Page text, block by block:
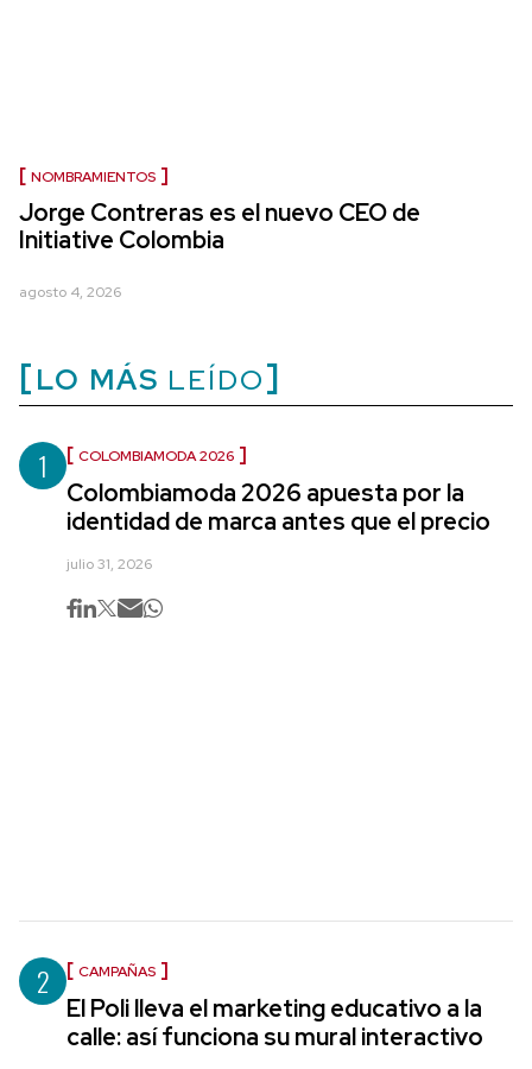
NOMBRAMIENTOS
Jorge Contreras es el nuevo CEO de
Initiative Colombia
agosto 4, 2026
LO MÁS LEÍDO
1 COLOMBIAMODA 2026
Colombiamoda 2026 apuesta por la
identidad de marca antes que el precio
julio 31, 2026
2 CAMPAÑAS
El Poli lleva el marketing educativo a la
calle: así funciona su mural interactivo